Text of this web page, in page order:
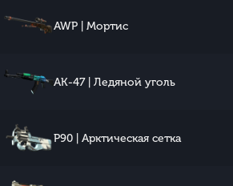
AWP | Мортис
AK-47 | Ледяной уголь
P90 | Арктическая сетка